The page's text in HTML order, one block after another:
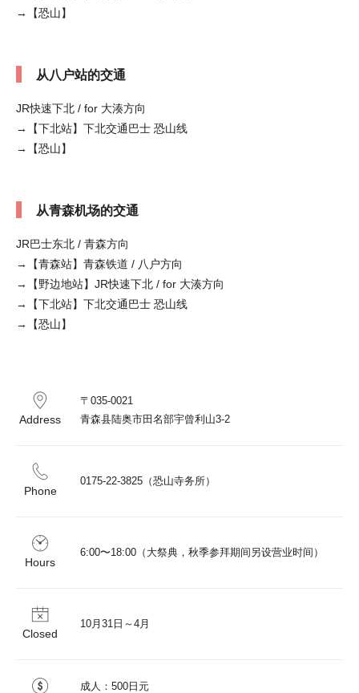
→【恐山】
从八户站的交通
JR快速下北 / for 大湊方向
→【下北站】下北交通巴士 恐山线
→【恐山】
从青森机场的交通
JR巴士东北 / 青森方向
→【青森站】青森铁道 / 八户方向
→【野边地站】JR快速下北 / for 大湊方向
→【下北站】下北交通巴士 恐山线
→【恐山】
Address
〒035-0021
青森县陆奥市田名部宇曾利山3-2
Phone
0175-22-3825（恐山寺务所）
Hours
6:00〜18:00（大祭典，秋季参拜期间另设营业时间）
Closed
10月31日～4月
成人：500日元